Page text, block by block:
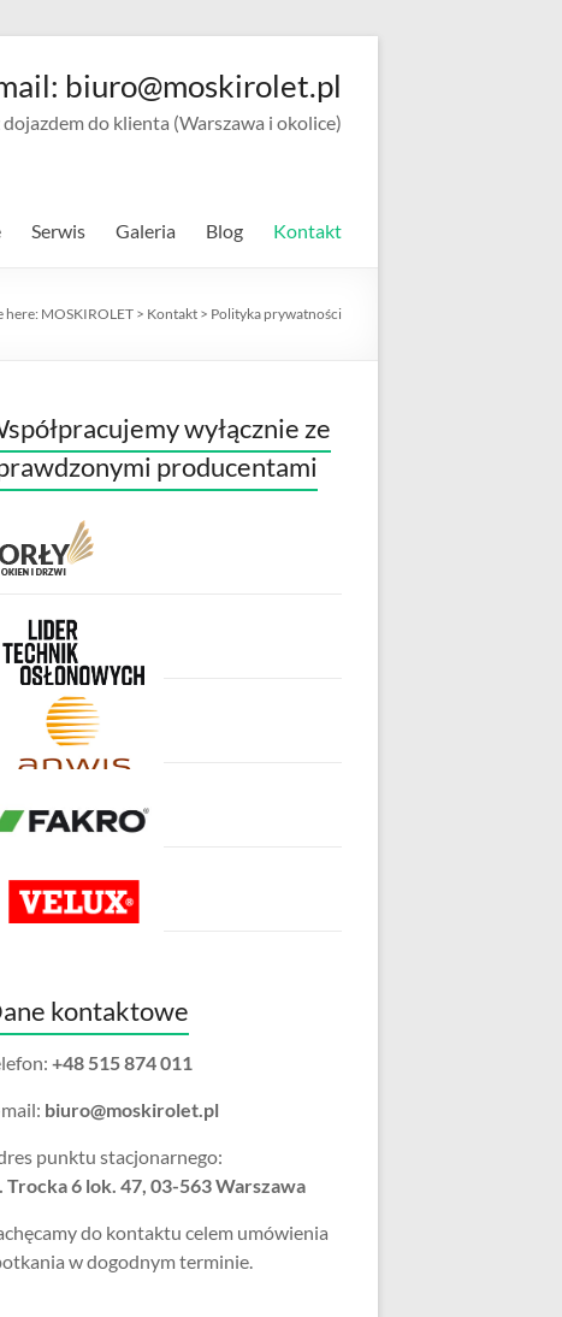
biuro@moskirolet.pl
do klienta (Warszawa i okolice)
Serwis Galeria Blog Kontakt
here: MOSKIROLET > Kontakt > Polityka prywatności
wyłącznie ze
producentami
kontaktowe
+48 515 874 011
biuro@moskirolet.pl
punktu stacjonarnego:
Trocka 6 lok. 47, 03-563 Warszawa
do kontaktu celem umówienia
w dogodnym terminie.